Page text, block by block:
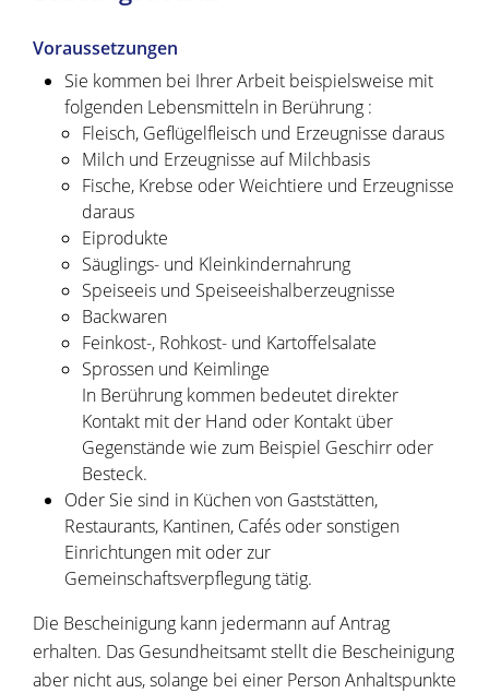
Voraussetzungen
Sie kommen bei Ihrer Arbeit beispielsweise mit
folgenden Lebensmitteln in Berührung :
Fleisch, Geflügelfleisch und Erzeugnisse daraus
Milch und Erzeugnisse auf Milchbasis
Fische, Krebse oder Weichtiere und Erzeugnisse
daraus
Eiprodukte
Säuglings- und Kleinkindernahrung
Speiseeis und Speiseeishalberzeugnisse
Backwaren
Feinkost-, Rohkost- und Kartoffelsalate
Sprossen und Keimlinge
In Berührung kommen bedeutet direkter
Kontakt mit der Hand oder Kontakt über
Gegenstände wie zum Beispiel Geschirr oder
Besteck.
Oder Sie sind in Küchen von Gaststätten,
Restaurants, Kantinen, Cafés oder sonstigen
Einrichtungen mit oder zur
Gemeinschaftsverpflegung tätig.
Die Bescheinigung kann jedermann auf Antrag
erhalten. Das Gesundheitsamt stellt die Bescheinigung
aber nicht aus, solange bei einer Person Anhaltspunkte